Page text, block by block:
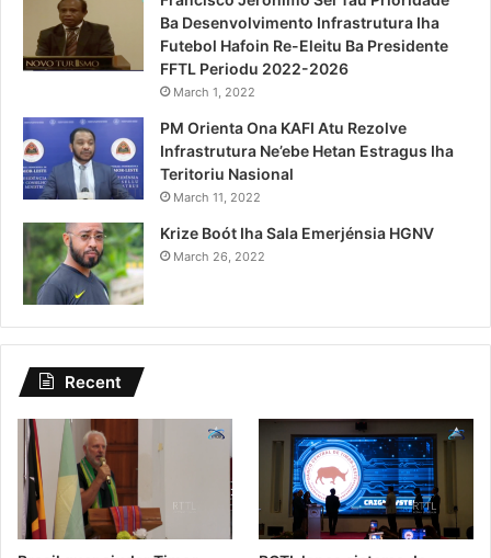
Ba Desenvolvimento Infrastrutura Iha
Futebol Hafoin Re-Eleitu Ba Presidente
FFTL Periodu 2022-2026
March 1, 2022
PM Orienta Ona KAFI Atu Rezolve
Infrastrutura Ne’ebe Hetan Estragus Iha
Teritoriu Nasional
March 11, 2022
Krize Boót Iha Sala Emerjénsia HGNV
March 26, 2022
Recent